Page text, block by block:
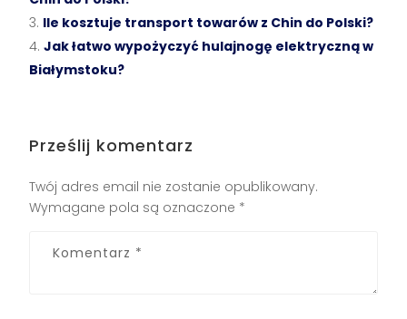
Ile kosztuje transport towarów z Chin do Polski?
Jak łatwo wypożyczyć hulajnogę elektryczną w
Białymstoku?
Prześlij komentarz
Twój adres email nie zostanie opublikowany.
Wymagane pola są oznaczone *